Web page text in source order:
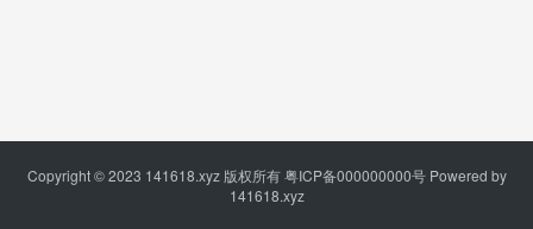
Copyright © 2023 141618.xyz版权所有粤ICP备000000000号Powered by
141618.xyz